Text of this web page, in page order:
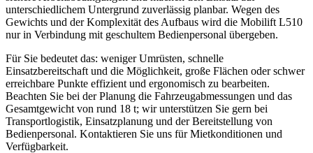
unterschiedlichem Untergrund zuverlässig planbar. Wegen des
Gewichts und der Komplexität des Aufbaus wird die Mobilift L510
nur in Verbindung mit geschultem Bedienpersonal übergeben.
Für Sie bedeutet das: weniger Umrüsten, schnelle
Einsatzbereitschaft und die Möglichkeit, große Flächen oder schwer
erreichbare Punkte effizient und ergonomisch zu bearbeiten.
Beachten Sie bei der Planung die Fahrzeugabmessungen und das
Gesamtgewicht von rund 18 t; wir unterstützen Sie gern bei
Transportlogistik, Einsatzplanung und der Bereitstellung von
Bedienpersonal. Kontaktieren Sie uns für Mietkonditionen und
Verfügbarkeit.